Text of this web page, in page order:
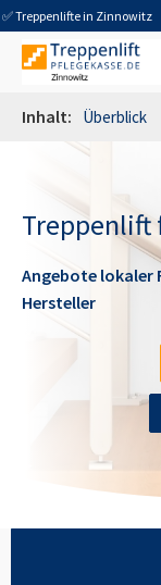
✅ Treppenlifte in Zinnowitz
Inhalt: Überblick
Treppenlift
Angebote lokaler
Hersteller